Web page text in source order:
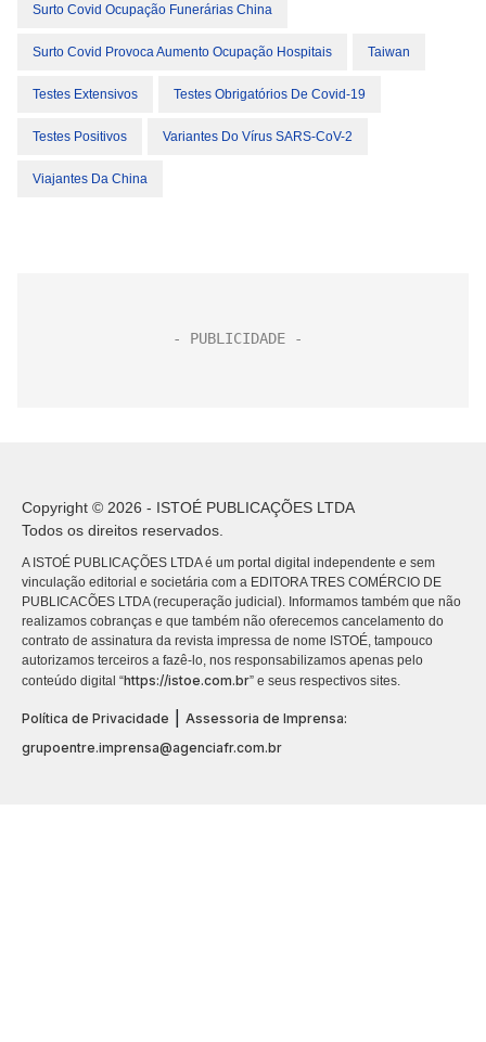
Surto Covid Ocupação Funerárias China
Surto Covid Provoca Aumento Ocupação Hospitais Taiwan
Testes Extensivos Testes Obrigatórios De Covid-19
Testes Positivos Variantes Do Vírus SARS-CoV-2
Viajantes Da China
Copyright © 2026 - ISTOÉ PUBLICAÇÕES LTDA
Todos os direitos reservados.
A ISTOÉ PUBLICAÇÕES LTDA é um portal digital independente e sem
vinculação editorial e societária com a EDITORA TRES COMÉRCIO DE
PUBLICACÕES LTDA (recuperação judicial). Informamos também que não
realizamos cobranças e que também não oferecemos cancelamento do
contrato de assinatura da revista impressa de nome ISTOÉ, tampouco
autorizamos terceiros a fazê-lo, nos responsabilizamos apenas pelo
conteúdo digital “https://istoe.com.br” e seus respectivos sites.
Política de Privacidade
Assessoria de Imprensa:
grupoentre.imprensa@agenciafr.com.br